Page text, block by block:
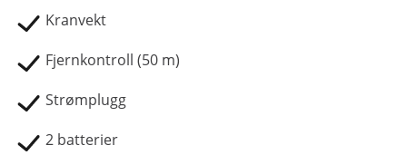
Kranvekt
Fjernkontroll (50 m)
Strømplugg
2 batterier